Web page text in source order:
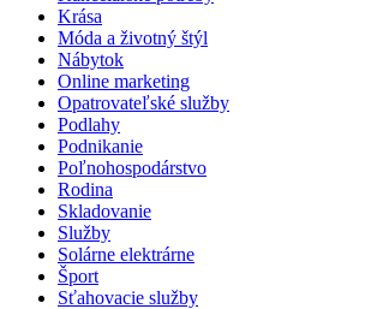
Krása
Móda a životný štýl
Nábytok
Online marketing
Opatrovateľské služby
Podlahy
Podnikanie
Poľnohospodárstvo
Rodina
Skladovanie
Služby
Solárne elektrárne
Šport
Sťahovacie služby